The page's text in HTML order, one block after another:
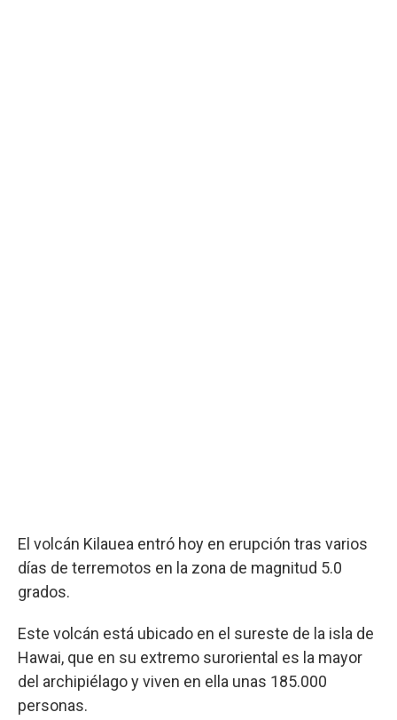
El volcán Kilauea entró hoy en erupción tras varios
días de terremotos en la zona de magnitud 5.0
grados.
Este volcán está ubicado en el sureste de la isla de
Hawai, que en su extremo suroriental es la mayor
del archipiélago y viven en ella unas 185.000
personas.